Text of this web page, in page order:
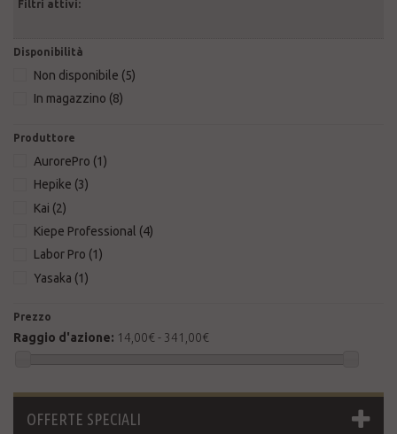
Filtri attivi:
Disponibilità
Non disponibile (5)
In magazzino (8)
Produttore
AurorePro (1)
Hepike (3)
Kai (2)
Kiepe Professional (4)
Labor Pro (1)
Yasaka (1)
Prezzo
Raggio d'azione: 14,00€ - 341,00€
OFFERTE SPECIALI